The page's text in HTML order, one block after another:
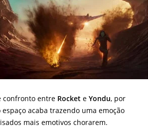
confronto entre RocketeYondu, por
acaba trazendo uma emoção
mais emotivos chorarem.